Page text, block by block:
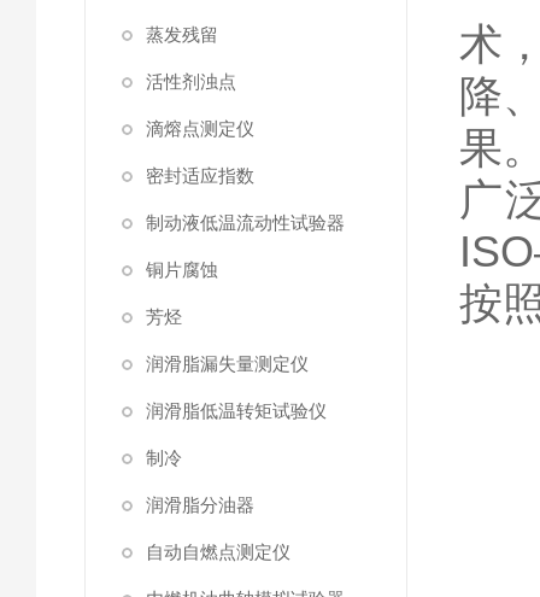
蒸发残留
活性剂浊点
滴熔点测定仪
密封适应指数
制动液低温流动性试验器
铜片腐蚀
芳烃
润滑脂漏失量测定仪
润滑脂低温转矩试验仪
制冷
润滑脂分油器
自动自燃点测定仪
术
降
果
广
按